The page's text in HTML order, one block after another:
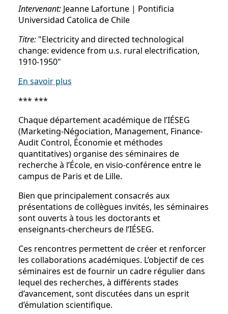
Intervenant: Jeanne Lafortune | Pontificia
Universidad Catolica de Chile
Titre: "Electricity and directed technological
change: evidence from u.s. rural electrification,
1910-1950"
En savoir plus
*** ***
Chaque département académique de l’IÉSEG
(Marketing-Négociation, Management, Finance-
Audit Control, Économie et méthodes
quantitatives) organise des séminaires de
recherche à l’École, en visio-conférence entre le
campus de Paris et de Lille.
Bien que principalement consacrés aux
présentations de collègues invités, les séminaires
sont ouverts à tous les doctorants et
enseignants-chercheurs de l’IÉSEG.
Ces rencontres permettent de créer et renforcer
les collaborations académiques. L’objectif de ces
séminaires est de fournir un cadre régulier dans
lequel des recherches, à différents stades
d’avancement, sont discutées dans un esprit
d’émulation scientifique.